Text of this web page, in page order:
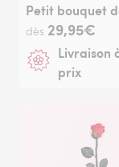
dès 29,95€
Livraison
prix